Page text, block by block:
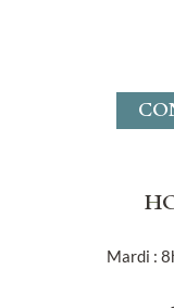
Mardi :